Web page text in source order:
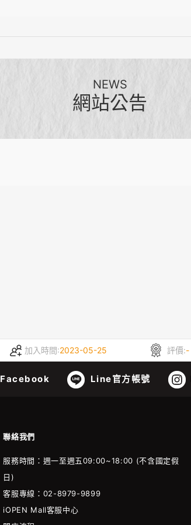
NEWS
網站公告
加入時間:2023-05-25 評價:-
Facebook Line官方帳號
聯絡我們
服務時間：週一至週五09:00~18:00 (不含國定假
日)
客服專線：02-8979-9899
iOPEN Mall客服中心